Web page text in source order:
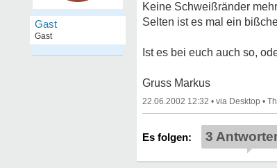
Gast
Gast
Keine Schweißränder
Selten ist es mal ein
Ist es bei euch auch so,
Gruss Markus
22.06.2002 12:32 • •
3